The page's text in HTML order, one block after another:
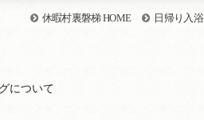
休暇村裏磐梯 HOME 日帰り入浴
について